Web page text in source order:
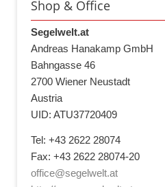
Shop & Office
Segelwelt.at
Andreas Hanakamp GmbH
Bahngasse 46
2700 Wiener Neustadt
Austria
UID: ATU37720409
Tel: +43 2622 28074
Fax: +43 2622 28074-20
office@segelwelt.at